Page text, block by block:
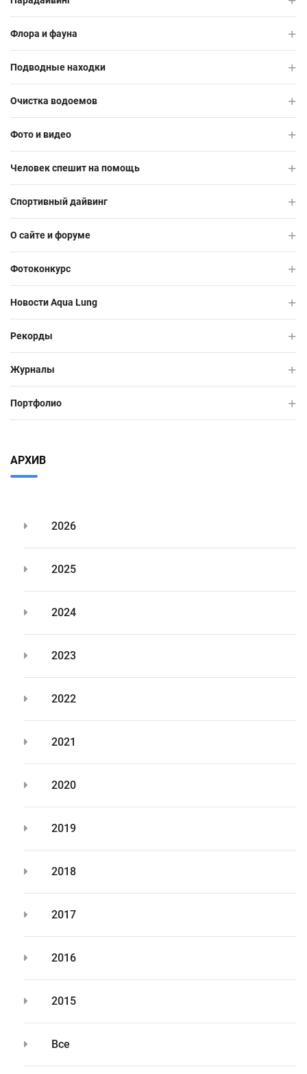
Флора и фауна
Подводные находки
Очистка водоемов
Фото и видео
Человек спешит на помощь
Спортивный дайвинг
О сайте и форуме
Фотоконкурс
Новости Aqua Lung
Рекорды
Журналы
Портфолио
АРХИВ
2026
2025
2024
2023
2022
2021
2020
2019
2018
2017
2016
2015
Все